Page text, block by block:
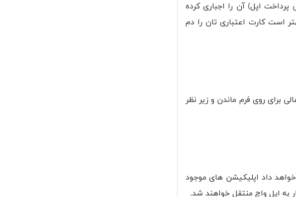
اپل) آن را اجباری کرده
کارت اعتباری تان را دم
برای روی فرم ماندن و زیر نظر
خواهد داد اپلیکیشن های موجود
به اپل واچ منتقل خواهند شد.